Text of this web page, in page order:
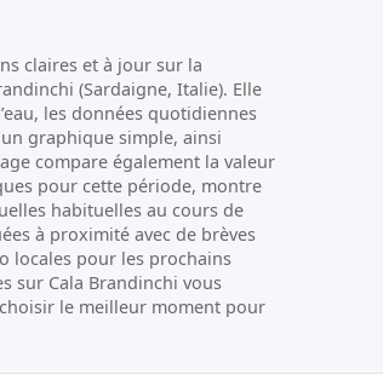
claires et à jour sur la
(Sardaigne, Italie). Elle
les données quotidiennes
graphique simple, ainsi
compare également la valeur
pour cette période, montre
habituelles au cours de
à proximité avec de brèves
locales pour les prochains
sur Cala Brandinchi vous
le meilleur moment pour